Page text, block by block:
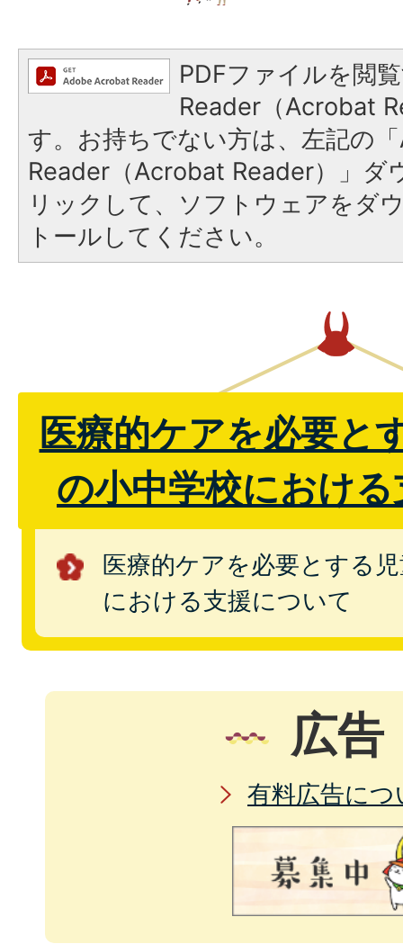
PDFファイルを閲
Reader（Acrobat
す。お持ちでない方は、左記の
Reader（Acrobat Reader）」ダ
リックして、ソフトウェアをダ
トールしてください。
医療的ケアを必要と
の小中学校におけ
医療的ケアを必要とする
における支援について
広告
有料広告につ